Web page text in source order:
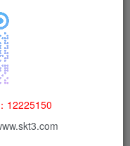
供学习研究使用，请在下
后24h内删除，谢谢合作！
商业运营与违法、侵权
12225150